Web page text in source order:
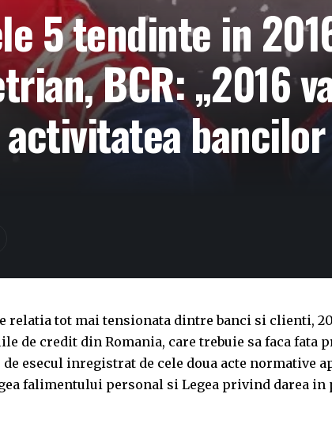
5 tendinte in
BCR: „2016
relatia tot mai tensionata dintre banci si clienti,
de credit din Romania, care trebuie sa faca fata
esecul inregistrat de cele doua acte normative
falimentului personal si Legea privind darea in